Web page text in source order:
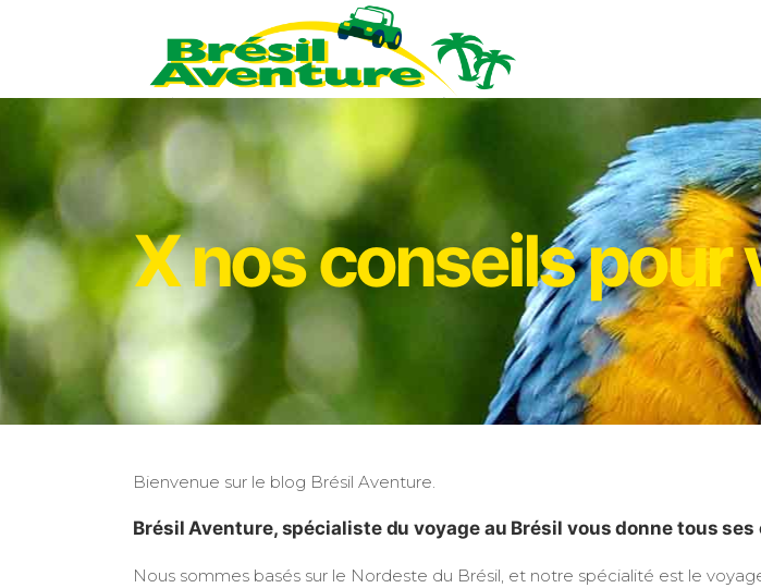
X nos conseils pour
Bienvenue sur le blog Brésil Aventure.
Brésil Aventure, spécialiste du voyage au Brésil vous donne tous
Nous sommes basés sur le Nordeste du Brésil, et notre spécialité est le